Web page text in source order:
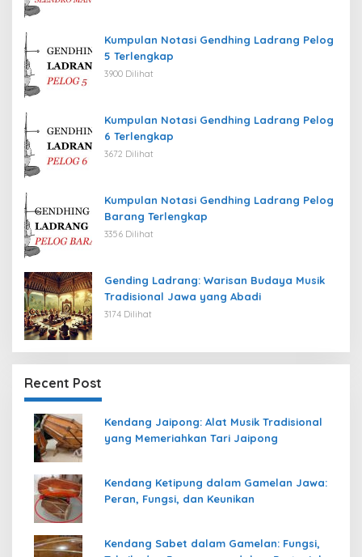
Kumpulan Notasi Gendhing Ladrang Pelog
5 Terlengkap
3900 Dilihat
Kumpulan Notasi Gendhing Ladrang Pelog
6 Terlengkap
3672 Dilihat
Kumpulan Notasi Gendhing Ladrang Pelog
Barang Terlengkap
3356 Dilihat
Gending Ladrang: Warisan Budaya Musik
Tradisional Jawa yang Abadi
3174 Dilihat
Recent Post
Kendang Jaipong: Alat Musik Tradisional
yang Memeriahkan Tari Jaipong
Kendang Ketipung dalam Gamelan Jawa:
Peran, Fungsi, dan Keunikan
Kendang Sabet dalam Gamelan: Fungsi,